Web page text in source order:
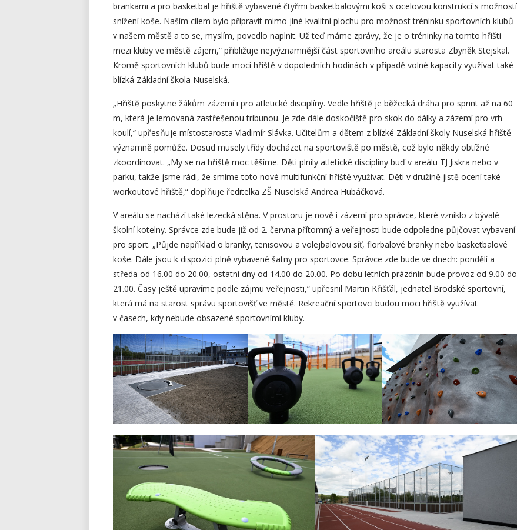
brankami a pro basketbal je hřiště vybavené čtyřmi basketbalovými koši s ocelovou konstrukcí s možností
snížení koše. Naším cílem bylo připravit mimo jiné kvalitní plochu pro možnost tréninku sportovních klubů
v našem městě a to se, myslím, povedlo naplnit. Už teď máme zprávy, že je o tréninky na tomto hřišti
mezi kluby ve městě zájem,“ přibližuje nejvýznamnější část sportovního areálu starosta Zbyněk Stejskal.
Kromě sportovních klubů bude moci hřiště v dopoledních hodinách v případě volné kapacity využívat také
blízká Základní škola Nuselská.
„Hřiště poskytne žákům zázemí i pro atletické disciplíny. Vedle hřiště je běžecká dráha pro sprint až na 60
m, která je lemovaná zastřešenou tribunou. Je zde dále doskočiště pro skok do dálky a zázemí pro vrh
koulí,“ upřesňuje místostarosta Vladimír Slávka. Učitelům a dětem z blízké Základní školy Nuselská hřiště
významně pomůže. Dosud musely třídy docházet na sportoviště po městě, což bylo někdy obtížné
zkoordinovat. „My se na hřiště moc těšíme. Děti plnily atletické disciplíny buď v areálu TJ Jiskra nebo v
parku, takže jsme rádi, že smíme toto nové multifunkční hřiště využívat. Děti v družině jistě ocení také
workoutové hřiště,“ doplňuje ředitelka ZŠ Nuselská Andrea Hubáčková.
V areálu se nachází také lezecká stěna. V prostoru je nově i zázemí pro správce, které vzniklo z bývalé
školní kotelny. Správce zde bude již od 2. června přítomný a veřejnosti bude odpoledne půjčovat vybavení
pro sport. „Půjde například o branky, tenisovou a volejbalovou síť, florbalové branky nebo basketbalové
koše. Dále jsou k dispozici plně vybavené šatny pro sportovce. Správce zde bude ve dnech: pondělí a
středa od 16.00 do 20.00, ostatní dny od 14.00 do 20.00. Po dobu letních prázdnin bude provoz od 9.00 do
21.00. Časy ještě upravíme podle zájmu veřejnosti,“ upřesnil Martin Křišťál, jednatel Brodské sportovní,
která má na starost správu sportovišť ve městě. Rekreační sportovci budou moci hřiště využívat
v časech, kdy nebude obsazené sportovními kluby.